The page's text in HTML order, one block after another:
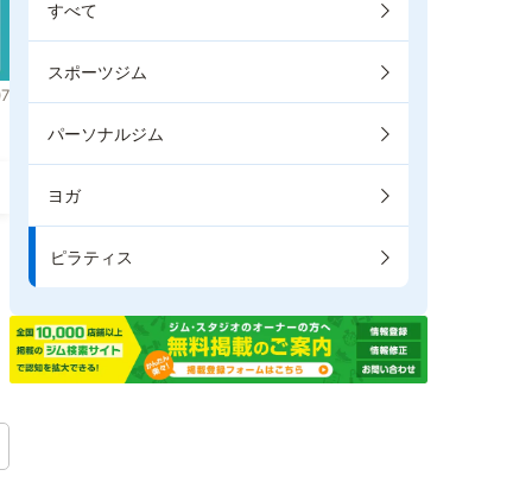
すべて
スポーツジム
パーソナルジム
ヨガ
ピラティス